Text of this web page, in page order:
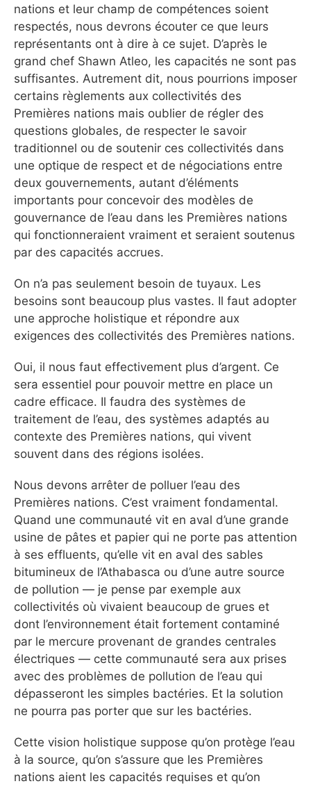
nations et leur champ de compétences soient
respectés, nous devrons écouter ce que leurs
représentants ont à dire à ce sujet. D’après le
grand chef Shawn Atleo, les capacités ne sont pas
suffisantes. Autrement dit, nous pourrions imposer
certains règlements aux collectivités des
Premières nations mais oublier de régler des
questions globales, de respecter le savoir
traditionnel ou de soutenir ces collectivités dans
une optique de respect et de négociations entre
deux gouvernements, autant d’éléments
importants pour concevoir des modèles de
gouvernance de l’eau dans les Premières nations
qui fonctionneraient vraiment et seraient soutenus
par des capacités accrues.
On n’a pas seulement besoin de tuyaux. Les
besoins sont beaucoup plus vastes. Il faut adopter
une approche holistique et répondre aux
exigences des collectivités des Premières nations.
Oui, il nous faut effectivement plus d’argent. Ce
sera essentiel pour pouvoir mettre en place un
cadre efficace. Il faudra des systèmes de
traitement de l’eau, des systèmes adaptés au
contexte des Premières nations, qui vivent
souvent dans des régions isolées.
Nous devons arrêter de polluer l’eau des
Premières nations. C’est vraiment fondamental.
Quand une communauté vit en aval d’une grande
usine de pâtes et papier qui ne porte pas attention
à ses effluents, qu’elle vit en aval des sables
bitumineux de l’Athabasca ou d’une autre source
de pollution — je pense par exemple aux
collectivités où vivaient beaucoup de grues et
dont l’environnement était fortement contaminé
par le mercure provenant de grandes centrales
électriques — cette communauté sera aux prises
avec des problèmes de pollution de l’eau qui
dépasseront les simples bactéries. Et la solution
ne pourra pas porter que sur les bactéries.
Cette vision holistique suppose qu’on protège l’eau
à la source, qu’on s’assure que les Premières
nations aient les capacités requises et qu’on